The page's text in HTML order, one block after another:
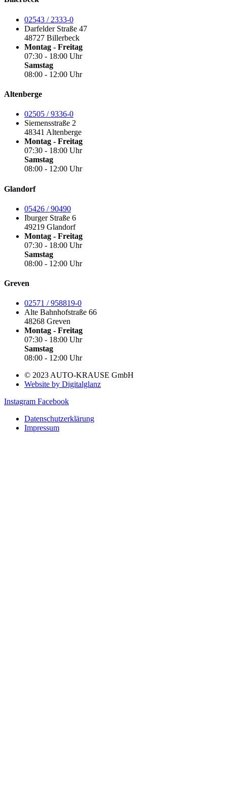
02543 / 2333-0
Darfelder Straße 47
48727 Billerbeck
Montag - Freitag
07:30 - 18:00 Uhr
Samstag
08:00 - 12:00 Uhr
Altenberge
02505 / 9336-0
Siemensstraße 2
48341 Altenberge
Montag - Freitag
07:30 - 18:00 Uhr
Samstag
08:00 - 12:00 Uhr
Glandorf
05426 / 90490
Iburger Straße 6
49219 Glandorf
Montag - Freitag
07:30 - 18:00 Uhr
Samstag
08:00 - 12:00 Uhr
Greven
02571 / 958819-0
Alte Bahnhofstraße 66
48268 Greven
Montag - Freitag
07:30 - 18:00 Uhr
Samstag
08:00 - 12:00 Uhr
© 2023 AUTO-KRAUSE GmbH
Website by Digitalglanz
Instagram Facebook
Datenschutzerklärung
Impressum